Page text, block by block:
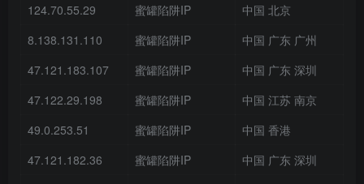
124.70.55.29
蜜罐陷阱IP
中国 北京
8.138.131.110
蜜罐陷阱IP
中国 广东 广州
47.121.183.107
蜜罐陷阱IP
中国 广东 深圳
47.122.29.198
蜜罐陷阱IP
中国 江苏 南京
49.0.253.51
蜜罐陷阱IP
中国 香港
47.121.182.36
蜜罐陷阱IP
中国 广东 深圳